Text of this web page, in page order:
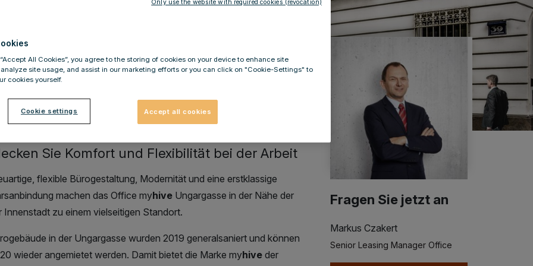
Büros nahe der Wiener Innenstadt
Ungargasse
Sie Komfort und Flexibilität bei der Arbeit
flexible Bürogestaltung, Modernität und eine erstklassige
machen das Office myhiveUngargasse in der Nähe der
Innenstadt zu einem vielseitigen Standort.
in der Ungargasse wurden 2019 generalsaniert und können
wieder angemietet werden. Damit bietet die Marke myhiveder
Fragen Sie jetzt an
Markus Czakert
Senior Leasing Manager Office
All Cookies”, you agree to the storing of cookies on your device to enhance site
site usage, and assist in our marketing efforts or you can click on "Cookie-Settings" to
cookies yourself.
Cookie settings Accept all cookies
Only use the website with required cookies (revocation)